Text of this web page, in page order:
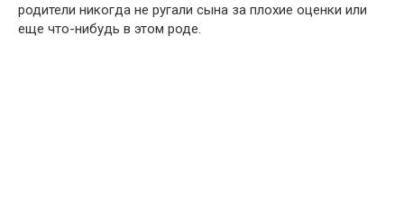
родители никогда не ругали сына за плохие оценки или
еще что-нибудь в этом роде.